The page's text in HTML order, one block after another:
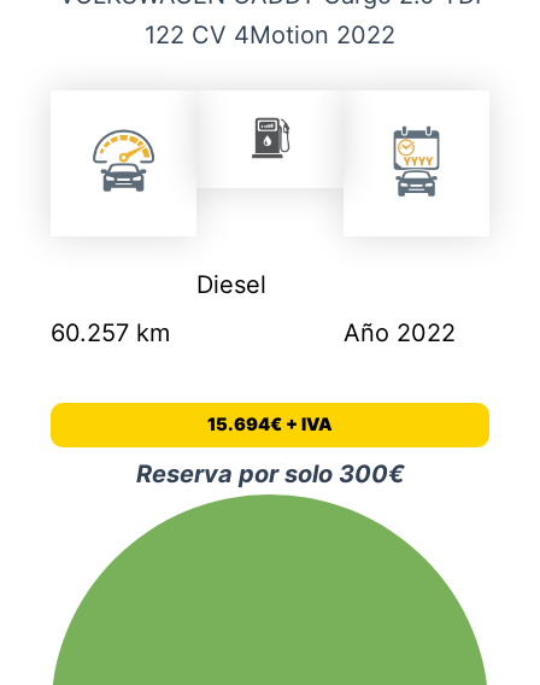
122 CV 4Motion 2022
60.257 km
Diesel
Año 2022
15.694€ + IVA
Reserva por solo 300€